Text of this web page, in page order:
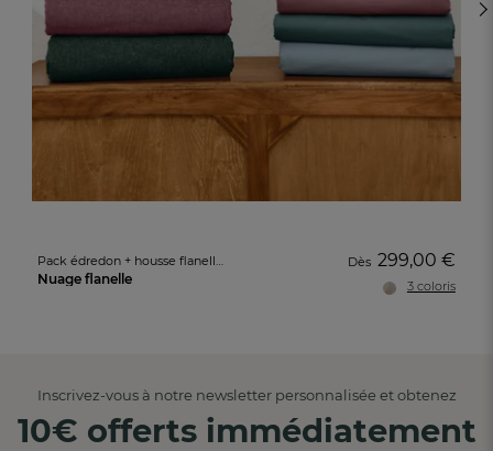
Nuage flanelle
Dès 299,00 €
3 coloris
Inscrivez-vous à notre newsletter personnalisée et obtenez
10€ offerts immédiatement